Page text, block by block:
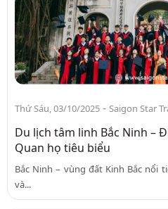
Thứ Sáu, 03/10/2025 - Saigon Star
Du lịch tâm linh Bắc Ninh –
Quan họ tiêu biểu
Bắc Ninh – vùng đất Kinh Bắc nổi
và...